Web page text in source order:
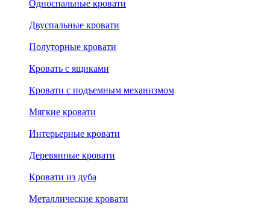
Односпальные кровати
Двуспальные кровати
Полуторные кровати
Кровать с ящиками
Кровати с подъемным механизмом
Мягкие кровати
Интерьерные кровати
Деревянные кровати
Кровати из дуба
Металлические кровати